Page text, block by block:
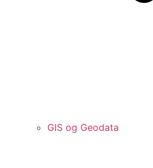
GIS og Geodata